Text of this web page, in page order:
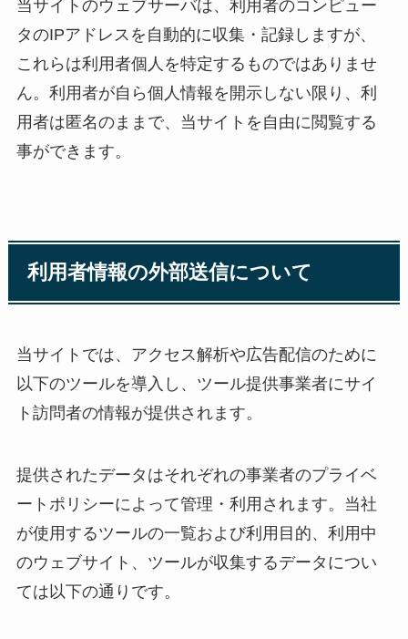
当サイトのウェブサーバは、利用者のコンピュー
タのIPアドレスを自動的に収集・記録しますが、
これらは利用者個人を特定するものではありませ
ん。利用者が自ら個人情報を開示しない限り、利
用者は匿名のままで、当サイトを自由に閲覧する
事ができます。
利用者情報の外部送信について
当サイトでは、アクセス解析や広告配信のために
以下のツールを導入し、ツール提供事業者にサイ
ト訪問者の情報が提供されます。
提供されたデータはそれぞれの事業者のプライベ
ートポリシーによって管理・利用されます。当社
が使用するツールの一覧および利用目的、利用中
のウェブサイト、ツールが収集するデータについ
ては以下の通りです。